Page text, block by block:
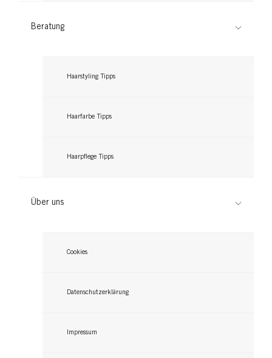
Beratung
Haarstyling Tipps
Haarfarbe Tipps
Haarpflege Tipps
Über uns
Cookies
Datenschutzerklärung
Impressum